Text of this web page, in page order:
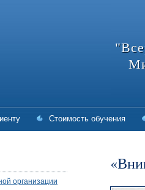
Стоимость обучения
организации